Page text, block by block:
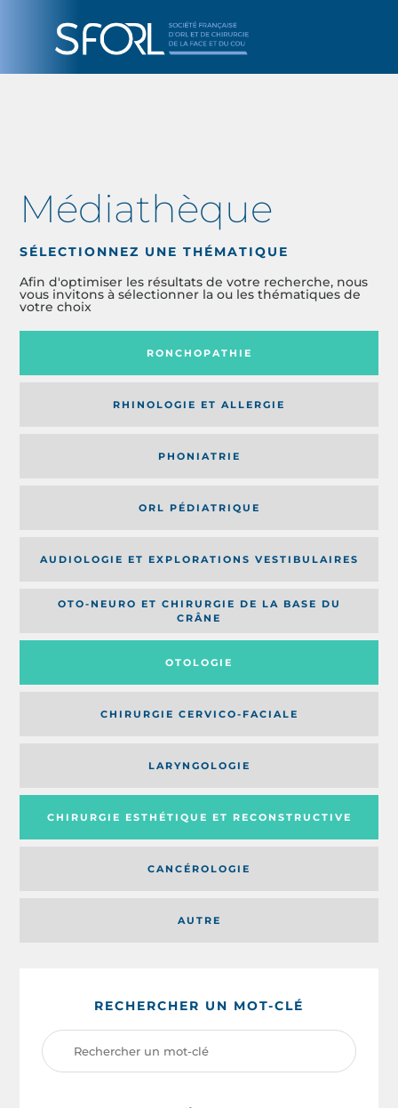
Médiathèque
SÉLECTIONNEZ UNE THÉMATIQUE
Afin d'optimiser les résultats de votre recherche, nous
vous invitons à sélectionner la ou les thématiques de
votre choix
RONCHOPATHIE
RHINOLOGIE ET ALLERGIE
PHONIATRIE
ORL PÉDIATRIQUE
AUDIOLOGIE ET EXPLORATIONS VESTIBULAIRES
OTO-NEURO ET CHIRURGIE DE LA BASE DU
CRÂNE
OTOLOGIE
CHIRURGIE CERVICO-FACIALE
AUTRE
LARYNGOLOGIE
CHIRURGIE ESTHÉTIQUE ET RECONSTRUCTIVE
CANCÉROLOGIE
RECHERCHER UN MOT-CLÉ